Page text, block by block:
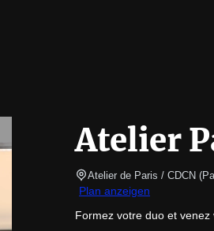
Atelier
Atelier de Paris / CDCN (
Plan anzeigen
Formez votre duo et